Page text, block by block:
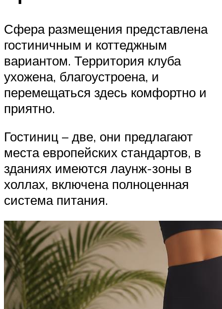
Сфера размещения представлена
гостиничным и коттеджным
вариантом. Территория клуба
ухожена, благоустроена, и
перемещаться здесь комфортно и
приятно.
Гостиниц – две, они предлагают
места европейских стандартов, в
зданиях имеются лаунж-зоны в
холлах, включена полноценная
система питания.